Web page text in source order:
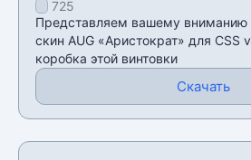
725
Представляем вашему вниманию
скин AUG «Аристократ» для CSS
коробка этой винтовки
Скачать